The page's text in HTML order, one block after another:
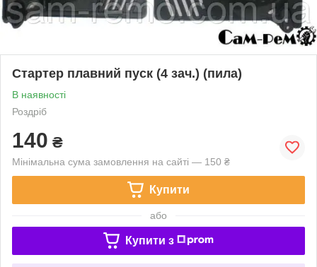
Стартер плавний пуск (4 зач.) (пила)
В наявності
Роздріб
140 ₴
Мінімальна сума замовлення на сайті — 150 ₴
Купити
або
Купити з